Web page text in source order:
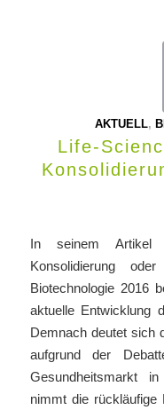
AKTUELL,
Life-
In seinem Artikel
Konsolidierung
Biotechnologie 2016
aktuelle Entwicklung
Demnach deutet sich
aufgrund der
Gesundheitsmarkt
nimmt die rückläufige